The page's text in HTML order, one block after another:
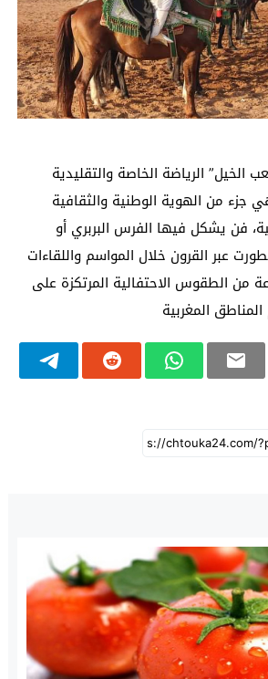
الخيل” الرياضة الخاصة والتقليدية
جزء من الهوية الوطنية والثقافية
فن يشكل فيها الفرس البربري أو
عبر القرون خلال المواسم واللقاءات
من الطقوس الاحتفالية المرتكزة على
المغربية